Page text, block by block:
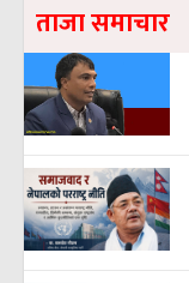
ताजा समाचार